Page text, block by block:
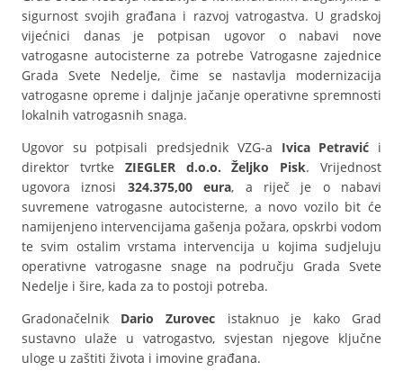
sigurnost svojih građana i razvoj vatrogastva. U gradskoj
vijećnici danas je potpisan ugovor o nabavi nove
vatrogasne autocisterne za potrebe Vatrogasne zajednice
Grada Svete Nedelje, čime se nastavlja modernizacija
vatrogasne opreme i daljnje jačanje operativne spremnosti
lokalnih vatrogasnih snaga.
Ugovor su potpisali predsjednik VZG-a Ivica Petravić i
direktor tvrtke ZIEGLER d.o.o. Željko Pisk. Vrijednost
ugovora iznosi 324.375,00 eura, a riječ je o nabavi
suvremene vatrogasne autocisterne, a novo vozilo bit će
namijenjeno intervencijama gašenja požara, opskrbi vodom
te svim ostalim vrstama intervencija u kojima sudjeluju
operativne vatrogasne snage na području Grada Svete
Nedelje i šire, kada za to postoji potreba.
Gradonačelnik Dario Zurovec istaknuo je kako Grad
sustavno ulaže u vatrogastvo, svjestan njegove ključne
uloge u zaštiti života i imovine građana.